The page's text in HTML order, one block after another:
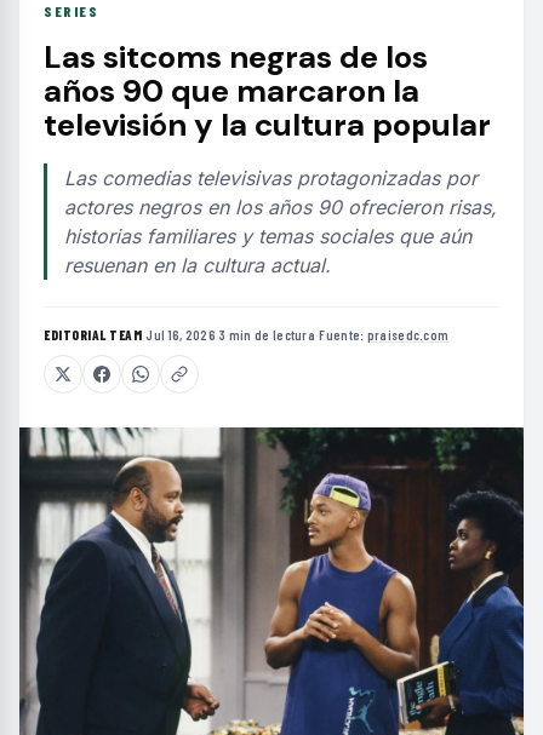
SERIES
Las sitcoms negras de los
años 90 que marcaron la
televisión y la cultura popular
Las comedias televisivas protagonizadas por
actores negros en los años 90 ofrecieron risas,
historias familiares y temas sociales que aún
resuenan en la cultura actual.
EDITORIAL TEAM·Jul 16, 2026·3 min de lectura·Fuente: praisedc.com